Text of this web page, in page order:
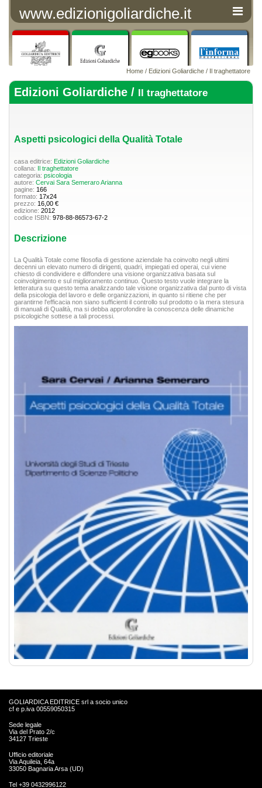
www.edizionigoliardiche.it
Home / Edizioni Goliardiche / Il traghettatore
Edizioni Goliardiche / Il traghettatore
Aspetti psicologici della Qualità Totale
casa editrice: Edizioni Goliardiche
collana: Il traghettatore
categoria: psicologia
autore: Cervai Sara Semeraro Arianna
pagine: 166
formato: 17x24
prezzo: 16,00 €
edizione: 2012
codice ISBN: 978-88-86573-67-2
Descrizione
La Qualità Totale come filosofia di gestione aziendale ha coinvolto negli ultimi
decenni un elevato numero di dirigenti, quadri, impiegati ed operai, cui viene
chiesto di condividere e diffondere una visione organizzativa basata sul
coinvolgimento e sul miglioramento continuo. Questo testo vuole integrare la
letteratura su questo tema analizzando tale visione organizzativa dal punto di vista
della psicologia del lavoro e delle organizzazioni, in quanto si ritiene che per
garantirne l'efficacia non siano sufficienti il controllo sul prodotto o la mera stesura
di manuali di Qualità, ma si debba approfondire la conoscenza delle dinamiche
psicologiche sottese a tali processi.
GOLIARDICA EDITRICE srl a socio unico
cf e p.iva 00559050315
Sede legale
Via del Prato 2/c
34127 Trieste
Ufficio editoriale
Via Aquileia, 64a
33050 Bagnaria Arsa (UD)
Tel +39 0432996122